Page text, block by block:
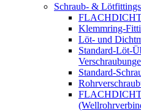
Schraub- & Lötfittings
Klemmring-
Löt- und
Standard-Löt-
Standard-